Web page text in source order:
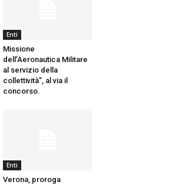
Enti
Missione
dell’Aeronautica Militare
al servizio della
collettività”, al via il
concorso.
Enti
Verona, proroga